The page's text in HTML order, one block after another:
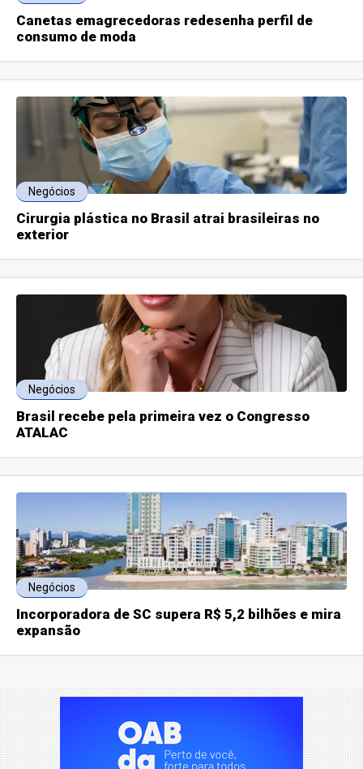
Canetas emagrecedoras redesenha perfil de
consumo de moda
Negócios
Cirurgia plástica no Brasil atrai brasileiras no
exterior
Negócios
Brasil recebe pela primeira vez o Congresso
ATALAC
Negócios
Incorporadora de SC supera R$ 5,2 bilhões e mira
expansão